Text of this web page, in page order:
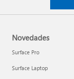
Novedades
Surface Pro
Surface Laptop